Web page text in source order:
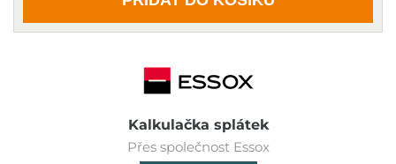
Kalkulačka splátek
Přes společnost Essox